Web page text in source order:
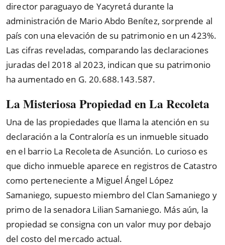
director paraguayo de Yacyretá durante la
administración de Mario Abdo Benítez, sorprende al
país con una elevación de su patrimonio en un 423%.
Las cifras reveladas, comparando las declaraciones
juradas del 2018 al 2023, indican que su patrimonio
ha aumentado en G. 20.688.143.587.
La Misteriosa Propiedad en La Recoleta
Una de las propiedades que llama la atención en su
declaración a la Contraloría es un inmueble situado
en el barrio La Recoleta de Asunción. Lo curioso es
que dicho inmueble aparece en registros de Catastro
como perteneciente a Miguel Ángel López
Samaniego, supuesto miembro del Clan Samaniego y
primo de la senadora Lilian Samaniego. Más aún, la
propiedad se consigna con un valor muy por debajo
del costo del mercado actual.